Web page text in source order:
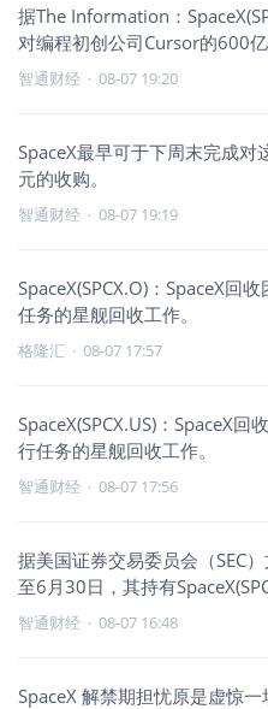
据The Information：
对编程初创公司Cursor的600亿
智通财经 · 08-07 19:20
SpaceX最早可于下周末完成
元的收购。
智通财经 · 08-07 19:19
SpaceX(SPCX.O)：SpaceX回
任务的星舰回收工作。
格隆汇 · 08-07 17:57
SpaceX(SPCX.US)：SpaceX
行任务的星舰回收工作。
智通财经 · 08-07 17:56
据美国证券交易委员会（SEC
至6月30日，其持有
智通财经 · 08-07 16:48
SpaceX 解禁期担忧原是虚惊一